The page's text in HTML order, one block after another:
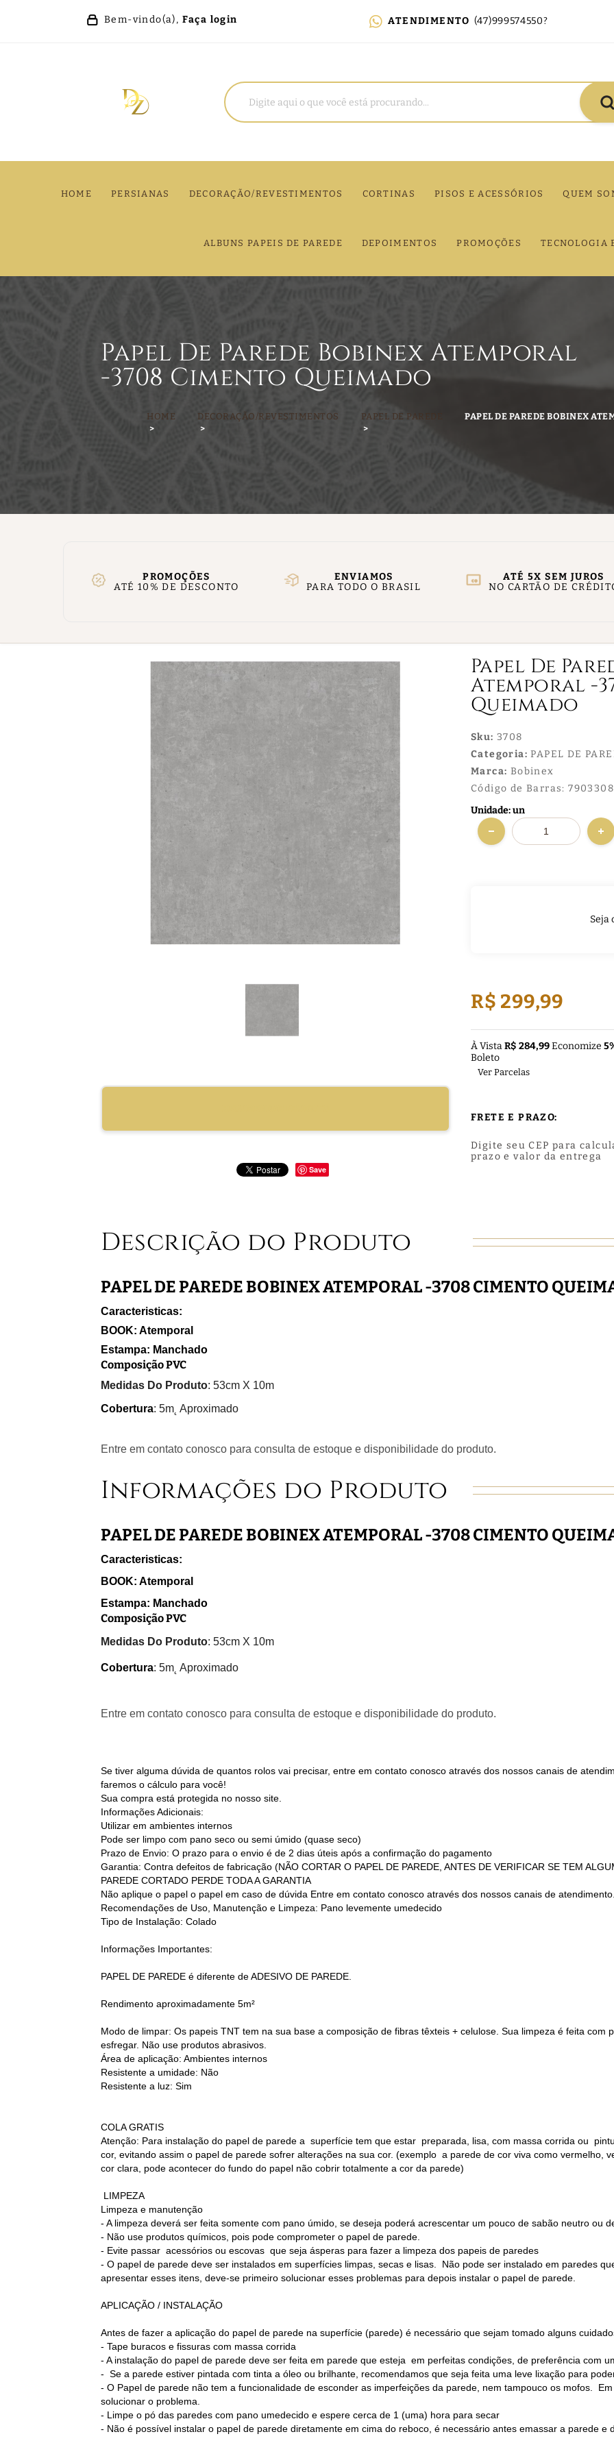
Bem-vindo(a), Faça login ATENDIMENTO (47)999574550?
HOME PERSIANAS DECORAÇÃO/REVESTIMENTOS CORTINAS PISOS E ACESSÓRIOS QUEM
ALBUNS PAPEIS DE PAREDE DEPOIMENTOS PROMOÇÕES TECNOLOGIA
HOME DECORAÇÃO/REVESTIMENTOS PAPEL DE PAREDE PAPEL DE PAREDE BOBINEX
Papel De Parede Bobinex Atemporal
-3708 Cimento Queimado
PROMOÇÕES
ATÉ 10% DE DESCONTO
ENVIAMOS
PARA TODO O BRASIL
ATÉ 5X SEM JUROS
NO CARTÃO DE
Save
Papel De
Atemporal -
Queimado
Sku: 3708
Categoria: PAPEL DE
Marca: Bobinex
Código de Barras:
Seja
Unidade: un
R$ 299,99
À VistaR$ 284,99Economize
Boleto
Ver Parcelas
FRETE E PRAZO:
Digite seu CEP para
prazo e valor da entrega
Descrição do Produto
PAPEL DE PAREDE BOBINEX ATEMPORAL -3708 CIMENTO
Caracteristicas:
BOOK: Atemporal
Estampa: Manchado
Composição PVC
Medidas Do Produto: 53cm X 10m
Cobertura: 5m˛ Aproximado
Entre em contato conosco para consulta de estoque e disponibilidade do produto.
Informações do Produto
PAPEL DE PAREDE BOBINEX ATEMPORAL -3708 CIMENTO
Caracteristicas:
BOOK: Atemporal
Estampa: Manchado
Composição PVC
Medidas Do Produto: 53cm X 10m
Cobertura: 5m˛ Aproximado
Entre em contato conosco para consulta de estoque e disponibilidade do produto.
Se tiver alguma dúvida de quantos rolos vai precisar, entre em contato conosco através dos nossos canais de
faremos o cálculo para você!
Sua compra está protegida no nosso site.
Informações Adicionais:
Utilizar em ambientes internos
Pode ser limpo com pano seco ou semi úmido (quase seco)
Prazo de Envio: O prazo para o envio é de 2 dias úteis após a confirmação do pagamento
Garantia: Contra defeitos de fabricação (NÃO CORTAR O PAPEL DE PAREDE, ANTES DE VERIFICAR SE TEM
PAREDE CORTADO PERDE TODA A GARANTIA
Não aplique o papel o papel em caso de dúvida Entre em contato conosco através dos nossos canais de
Recomendações de Uso, Manutenção e Limpeza: Pano levemente umedecido
Tipo de Instalação: Colado
Informações Importantes:
PAPEL DE PAREDE é diferente de ADESIVO DE PAREDE.
Rendimento aproximadamente 5m²
Modo de limpar: Os papeis TNT tem na sua base a composição de fibras têxteis + celulose. Sua limpeza é feita com
esfregar. Não use produtos abrasivos.
Área de aplicação: Ambientes internos
Resistente a umidade: Não
Resistente a luz: Sim
COLA GRATIS
Atenção: Para instalação do papel de parede a superfície tem que estar preparada, lisa, com massa corrida ou
cor, evitando assim o papel de parede sofrer alterações na sua cor. (exemplo a parede de cor viva como vermelho,
cor clara, pode acontecer do fundo do papel não cobrir totalmente a cor da parede)
LIMPEZA
Limpeza e manutenção
- A limpeza deverá ser feita somente com pano úmido, se deseja poderá acrescentar um pouco de sabão neutro ou
- Não use produtos químicos, pois pode comprometer o papel de parede.
- Evite passar acessórios ou escovas que seja ásperas para fazer a limpeza dos papeis de paredes
- O papel de parede deve ser instalados em superfícies limpas, secas e lisas. Não pode ser instalado em paredes
apresentar esses itens, deve-se primeiro solucionar esses problemas para depois instalar o papel de parede.
APLICAÇÃO / INSTALAÇÃO
Antes de fazer a aplicação do papel de parede na superfície (parede) é necessário que sejam tomado alguns
- Tape buracos e fissuras com massa corrida
- A instalação do papel de parede deve ser feita em parede que esteja em perfeitas condições, de preferência com
- Se a parede estiver pintada com tinta a óleo ou brilhante, recomendamos que seja feita uma leve lixação para
- O Papel de parede não tem a funcionalidade de esconder as imperfeições da parede, nem tampouco os mofos.
solucionar o problema.
- Limpe o pó das paredes com pano umedecido e espere cerca de 1 (uma) hora para secar
- Não é possível instalar o papel de parede diretamente em cima do reboco, é necessário antes emassar a parede e